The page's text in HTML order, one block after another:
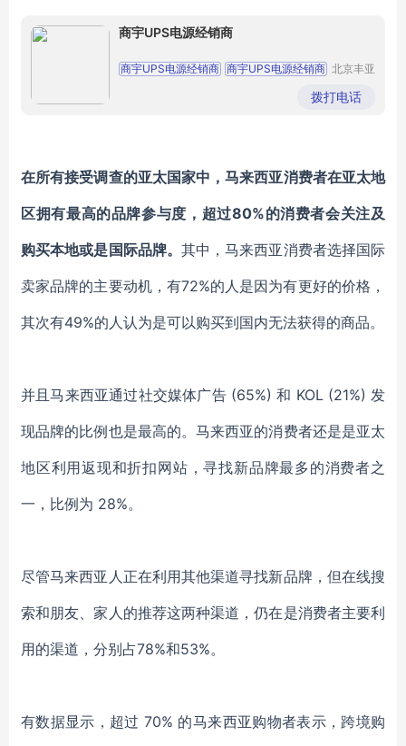
商宇UPS电源经销商
商宇UPS电源经销商 商宇UPS电源经销商 北京丰亚
发展有限
公司
拨打电话
在所有接受调查的亚太国家中，马来西亚消费者在亚太地
区拥有最高的品牌参与度，超过80%的消费者会关注及
购买本地或是国际品牌。 其中，马来西亚消费者选择国际
卖家品牌的主要动机，有72%的人是因为有更好的价格，
其次有49%的人认为是可以购买到国内无法获得的商品。
并且马来西亚通过社交媒体广告 (65%) 和 KOL (21%) 发
现品牌的比例也是最高的。马来西亚的消费者还是是亚太
地区利用返现和折扣网站，寻找新品牌最多的消费者之
一，比例为 28%。
尽管马来西亚人正在利用其他渠道寻找新品牌，但在线搜
索和朋友、家人的推荐这两种渠道，仍在是消费者主要利
用的渠道，分别占78%和53%。
有数据显示，超过 70% 的马来西亚购物者表示，跨境购